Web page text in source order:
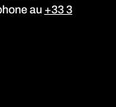
au +33 3